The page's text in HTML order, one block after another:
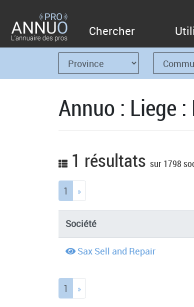
Chercher
Annuo : Liege
1 résultats sur 1798
1 (current)
»
Société
Sax Sell and Repair
1 (current)
»